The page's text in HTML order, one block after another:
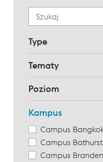
Type
Tematy
Poziom
Kampus
Campus
Campus Bathurst
Campus